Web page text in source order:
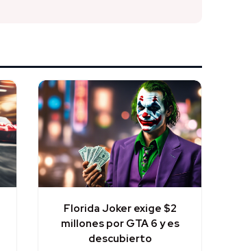
Florida Joker exige $2
millones por GTA 6 y es
descubierto